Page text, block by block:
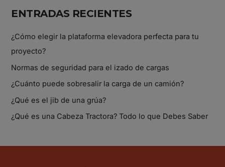
ENTRADAS RECIENTES
¿Cómo elegir la plataforma elevadora perfecta para tu
proyecto?
Normas de seguridad para el izado de cargas
¿Cuánto puede sobresalir la carga de un camión?
¿Qué es el jib de una grúa?
¿Qué es una Cabeza Tractora? Todo lo que Debes Saber